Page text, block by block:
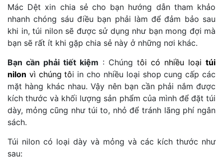
Mác Dệt xin chia sẻ cho bạn hướng dẫn tham khảo
nhanh chóng sáu điều bạn phải làm để đảm bảo sau
khi in, túi nilon sẽ được sử dụng như bạn mong đợi mà
bạn sẽ rất ít khi gặp chia sẻ này ở những nơi khác.
Bạn cần phải tiết kiệm : Chúng tôi có nhiều loại túi
nilon vì chúng tôi in cho nhiều loại shop cung cấp các
mặt hàng khác nhau. Vậy nên bạn cần phải nắm được
kích thước và khối lượng sản phẩm của mình để đặt túi
dày, mỏng cũng như túi to, nhỏ để tránh lãng phí ngân
sách.
Túi nilon có loại dày và mỏng và các kích thước như
sau: